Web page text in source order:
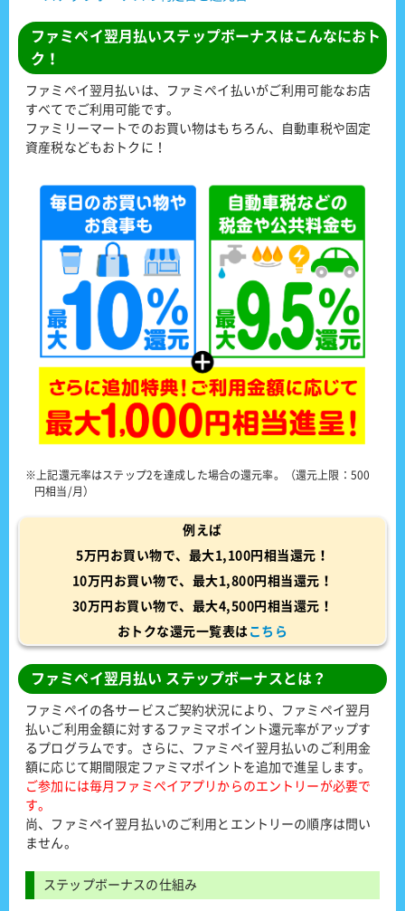
ファミペイ翌月払いステップボーナスはこんなにおト
ク！
ファミペイ翌月払いは、ファミペイ払いがご利用可能なお店
すべてでご利用可能です。
ファミリーマートでのお買い物はもちろん、自動車税や固定
資産税などもおトクに！
※上記還元率はステップ2を達成した場合の還元率。（還元上限：500
円相当/月）
例えば
5万円お買い物で、最大1,100円相当還元！
10万円お買い物で、最大1,800円相当還元！
30万円お買い物で、最大4,500円相当還元！
おトクな還元一覧表は こちら
ファミペイ翌月払い ステップボーナスとは？
ファミペイの各サービスご契約状況により、ファミペイ翌月
払いご利用金額に対するファミマポイント還元率がアップす
るプログラムです。さらに、ファミペイ翌月払いのご利用金
額に応じて期間限定ファミマポイントを追加で進呈します。
ご参加には毎月ファミペイアプリからのエントリーが必要で
す。
尚、ファミペイ翌月払いのご利用とエントリーの順序は問い
ません。
ステップボーナスの仕組み